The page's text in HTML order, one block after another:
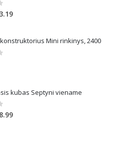
5Current
€13.19.
Mini rinkinys, 2400
5
kubas Septyni viename
5Current